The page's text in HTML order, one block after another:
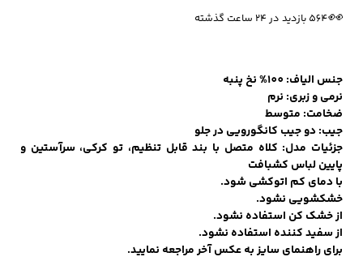
سویشرت و هودی
جنس الیاف: 100% نخ پنبه
نرمی و زبری: نرم
ضخامت: متوسط
جیب: دو جیب کانگورویی در جلو
جزئیات مدل: کلاه متصل با بند قابل تنظیم، تو کرکی، سرآستین و
پایین لباس کشبافت
با دمای کم اتوکشی شود.
خشکشویی نشود.
از خشک کن استفاده نشود.
از سفید کننده استفاده نشود.
برای راهنمای سایز به عکس آخر مراجعه نمایید.
👀564 بازدید در ۲۴ ساعت گذشته